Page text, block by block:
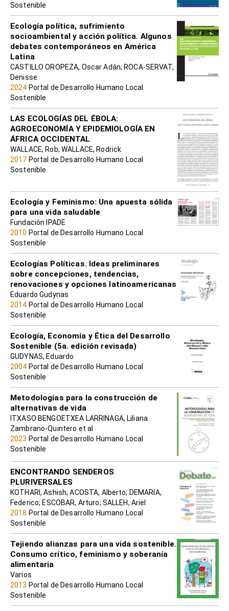
Sostenible
Ecología política, sufrimiento
socioambiental y acción política. Algunos
debates contemporáneos en América
Latina
CASTILLO OROPEZA, Oscar Adán; ROCA-SERVAT,
Denisse
2024 Portal de Desarrollo Humano Local
Sostenible
LAS ECOLOGÍAS DEL ÉBOLA:
AGROECONOMÍA Y EPIDEMIOLOGÍA EN
ÁFRICA OCCIDENTAL
WALLACE, Rob; WALLACE, Rodrick
2017 Portal de Desarrollo Humano Local
Sostenible
Ecología y Feminismo: Una apuesta sólida
para una vida saludable
Fundación IPADE
2010 Portal de Desarrollo Humano Local
Sostenible
Ecologías Políticas. Ideas preliminares
sobre concepciones, tendencias,
renovaciones y opciones latinoamericanas
Eduardo Gudynas
2014 Portal de Desarrollo Humano Local
Sostenible
Ecología, Economía y Ética del Desarrollo
Sostenible (5a. edición revisada)
GUDYNAS, Eduardo
2004 Portal de Desarrollo Humano Local
Sostenible
Metodologías para la construcción de
alternativas de vida
ITXASO BENGOETXEA LARRINAGA, Liliana
Zambrano-Quintero et al
2023 Portal de Desarrollo Humano Local
Sostenible
ENCONTRANDO SENDEROS
PLURIVERSALES
KOTHARI, Ashish; ACOSTA, Alberto; DEMARIA,
Federico; ESCOBAR, Arturo; SALLEH, Ariel
2018 Portal de Desarrollo Humano Local
Sostenible
Tejiendo alianzas para una vida sostenible.
Consumo crítico, feminismo y soberanía
alimentaria
Varios
2013 Portal de Desarrollo Humano Local
Sostenible